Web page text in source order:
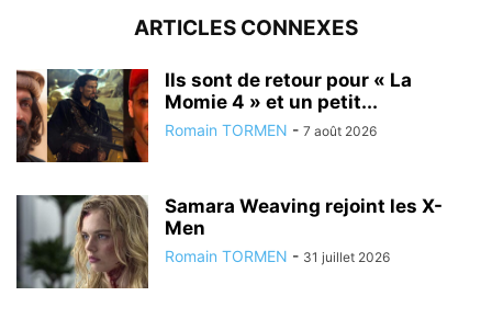
ARTICLES CONNEXES
Ils sont de retour pour « La
Momie 4 » et un petit...
Romain TORMEN - 7 août 2026
Samara Weaving rejoint les X-
Men
Romain TORMEN - 31 juillet 2026